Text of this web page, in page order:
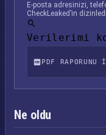
E-posta adresinizi,
CheckLeaked’in
Verilerimi
PDF RAPORUNU
Ne oldu